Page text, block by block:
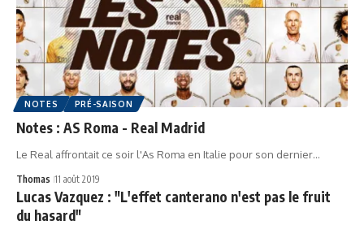
NOTES PRÉ-SAISON
Notes : AS Roma - Real Madrid
Le Real affrontait ce soir l'As Roma en Italie pour son dernier…
Thomas 11 août 2019
Lucas Vazquez : "L'effet canterano n'est pas le fruit
du hasard"